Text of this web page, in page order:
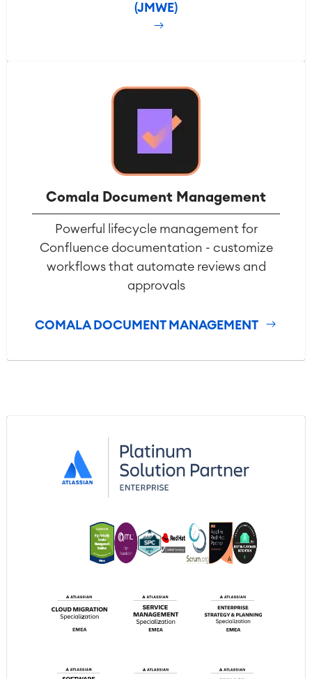
(JMWE)
Comala Document Management
Powerful lifecycle management for
Confluence documentation - customize
workflows that automate reviews and
approvals
COMALA DOCUMENT MANAGEMENT